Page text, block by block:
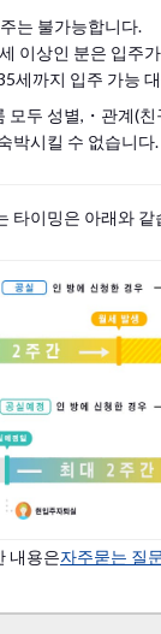
교류 빈도
료(상한)
는 불가능합니다.
이상인 분은 입주
세까지 입주 가능
모두 성별,・관계(
박시킬 수 없습니다.
타이밍은 아래와 같
내용은자주묻는 질